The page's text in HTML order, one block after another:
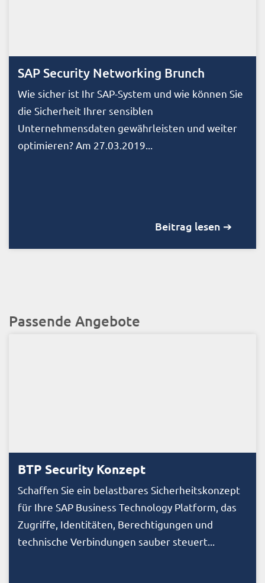
SAP Security Networking Brunch
Wie sicher ist Ihr SAP-System und wie können Sie
die Sicherheit Ihrer sensiblen
Unternehmensdaten gewährleisten und weiter
optimieren? Am 27.03.2019...
Beitrag lesen ➔
Passende Angebote
BTP Security Konzept
Schaffen Sie ein belastbares Sicherheitskonzept
für Ihre SAP Business Technology Platform, das
Zugriffe, Identitäten, Berechtigungen und
technische Verbindungen sauber steuert...